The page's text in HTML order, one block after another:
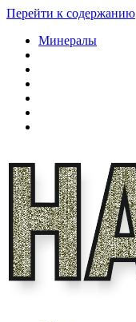
Перейти к содержанию
Минералы